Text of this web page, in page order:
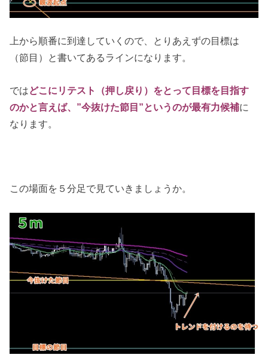
上から順番に到達していくので、とりあえずの目標は
（節目）と書いてあるラインになります。
ではどこにリテスト（押し戻り）をとって目標を目指す
のかと言えば、”今抜けた節目”というのが最有力候補に
なります。
この場面を５分足で見ていきましょうか。